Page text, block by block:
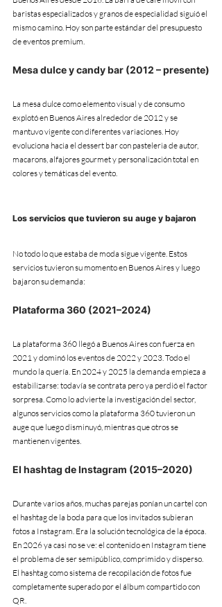
baristas especializados y granos de especialidad siguió el
mismo camino. Hoy son parte estándar del presupuesto
de eventos premium.
Mesa dulce y candy bar (2012 – presente)
La mesa dulce como elemento visual y de consumo
explotó en Buenos Aires alrededor de 2012 y se
mantuvo vigente con diferentes variaciones. Hoy
evoluciona hacia el dessert bar con pasteleria de autor,
macarons, alfajores gourmet y personalización total en
colores y temáticas del evento.
Los servicios que tuvieron su auge y bajaron
No todo lo que estaba de moda sigue vigente. Estos
servicios tuvieron su momento en Buenos Aires y luego
bajaron su demanda:
Plataforma 360 (2021–2024)
La plataforma 360 llegó a Buenos Aires con fuerza en
2021 y dominó los eventos de 2022 y 2023. Todo el
mundo la quería. En 2024 y 2025 la demanda empieza a
estabilizarse: todavía se contrata pero ya perdió el factor
sorpresa. Como lo advierte la investigación del sector,
algunos servicios como la plataforma 360 tuvieron un
auge que luego disminuyó, mientras que otros se
mantienen vigentes.
El hashtag de Instagram (2015–2020)
Durante varios años, muchas parejas ponían un cartel con
el hashtag de la boda para que los invitados subieran
fotos a Instagram. Era la solución tecnológica de la época.
En 2026 ya casi no se ve: el contenido en Instagram tiene
el problema de ser semipúblico, comprimido y disperso.
El hashtag como sistema de recopilación de fotos fue
completamente superado por el álbum compartido con
QR.